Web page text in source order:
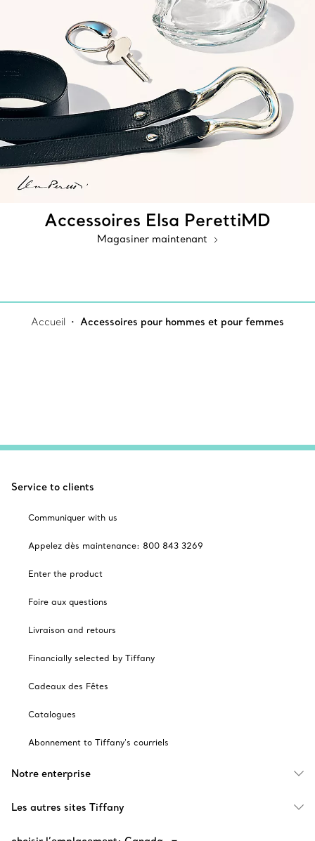
Accessoires Elsa PerettiMD
Magasiner maintenant
Accueil Accessoires pour hommes et pour femmes
Service to clients
Communiquer with us
Appelez dès maintenance: 800 843 3269
Enter the product
Foire aux questions
Livraison and retours
Financially selected by Tiffany
Cadeaux des Fêtes
Catalogues
Abonnement to Tiffany's courriels
Notre enterprise
Les autres sites Tiffany